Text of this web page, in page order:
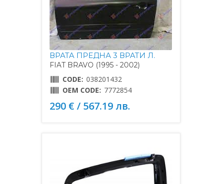
ВРАТА ПРЕДНА 3 ВРАТИ Л.
FIAT BRAVO (1995 - 2002)
CODE: 038201432
OEM CODE: 7772854
290 € / 567.19 лв.